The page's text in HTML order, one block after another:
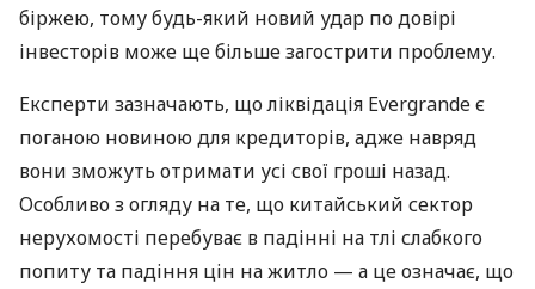
біржею, тому будь-який новий удар по довірі
інвесторів може ще більше загострити проблему.
Експерти зазначають, що ліквідація Evergrande є
поганою новиною для кредиторів, адже навряд
вони зможуть отримати усі свої гроші назад.
Особливо з огляду на те, що китайський сектор
нерухомості перебуває в падінні на тлі слабкого
попиту та падіння цін на житло — а це означає, що